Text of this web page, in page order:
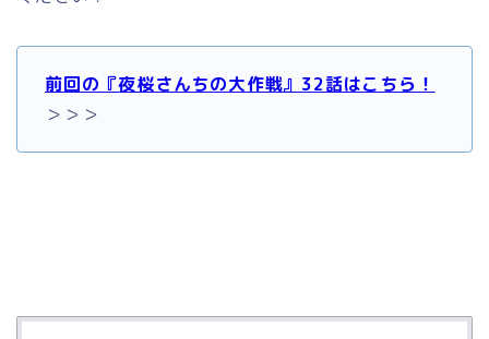
前回の『夜桜さんちの大作戦』32話はこちら！
＞＞＞